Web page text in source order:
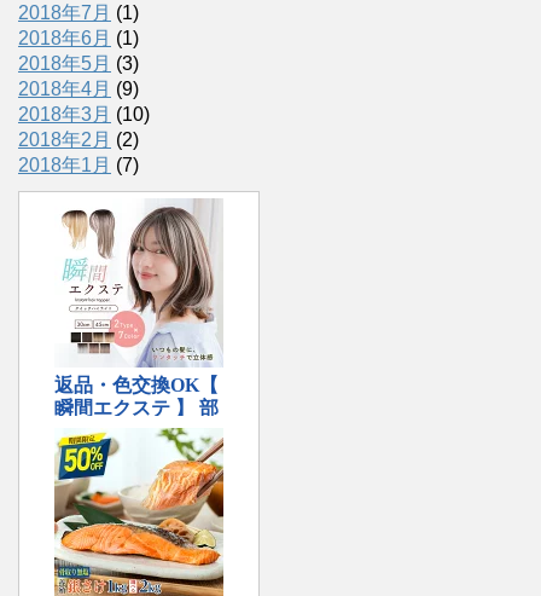
2018年7月 (1)
2018年6月 (1)
2018年5月 (3)
2018年4月 (9)
2018年3月 (10)
2018年2月 (2)
2018年1月 (7)